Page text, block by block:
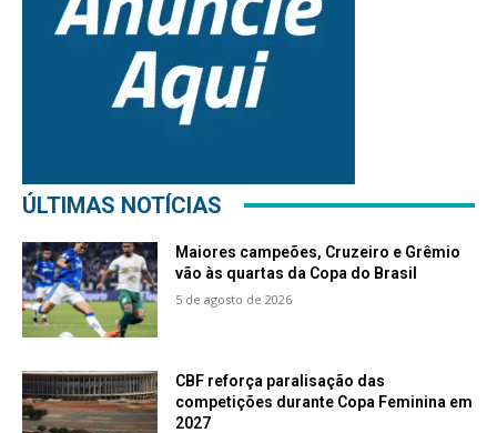
ÚLTIMAS NOTÍCIAS
Maiores campeões, Cruzeiro e Grêmio
vão às quartas da Copa do Brasil
5 de agosto de 2026
CBF reforça paralisação das
competições durante Copa Feminina em
2027